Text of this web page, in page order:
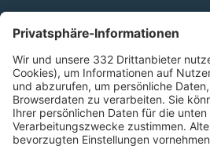
Kontakt
HÄUFIG BESUCHTE SEITEN
Pässe und Vereinswechsel
Trainerausbildung
Schulungsangebot Vereinsmitarbeiter